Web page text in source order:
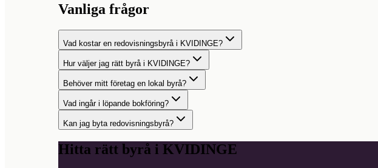
Vanliga frågor
Vad kostar en redovisningsbyrå i KVIDINGE?
Hur väljer jag rätt byrå i KVIDINGE?
Behöver mitt företag en lokal byrå?
Vad ingår i löpande bokföring?
Kan jag byta redovisningsbyrå?
Hitta rätt byrå i KVIDINGE